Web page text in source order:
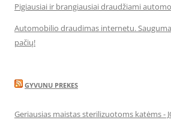
Pigiausiai ir brangiausiai draudžiami
Automobilio draudimas internetu.
pačių!
GYVUNU PREKES
Geriausias maistas sterilizuotoms katėms -